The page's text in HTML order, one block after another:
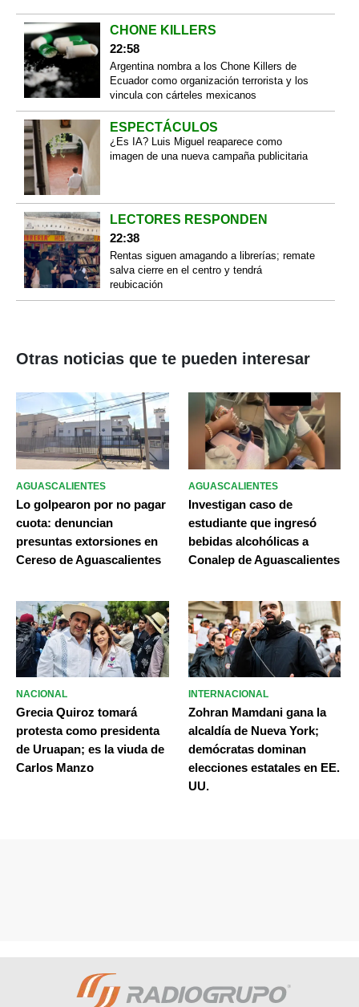
CHONE KILLERS
22:58
Argentina nombra a los Chone Killers de
Ecuador como organización terrorista y los
vincula con cárteles mexicanos
ESPECTÁCULOS
¿Es IA? Luis Miguel reaparece como
imagen de una nueva campaña publicitaria
LECTORES RESPONDEN
22:38
Rentas siguen amagando a librerías; remate
salva cierre en el centro y tendrá
reubicación
Otras noticias que te pueden interesar
AGUASCALIENTES
Lo golpearon por no pagar
cuota: denuncian
presuntas extorsiones en
Cereso de Aguascalientes
AGUASCALIENTES
Investigan caso de
estudiante que ingresó
bebidas alcohólicas a
Conalep de Aguascalientes
NACIONAL
Grecia Quiroz tomará
protesta como presidenta
de Uruapan; es la viuda de
Carlos Manzo
INTERNACIONAL
Zohran Mamdani gana la
alcaldía de Nueva York;
demócratas dominan
elecciones estatales en EE.
UU.